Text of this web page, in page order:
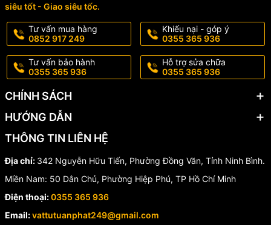
siêu tốt - Giao siêu tốc.
Tư vấn mua hàng
0852 917 249
Khiếu nại - góp ý
0355 365 936
Tư vấn bảo hành
0355 365 936
Hỗ trợ sửa chữa
0355 365 936
CHÍNH SÁCH
HƯỚNG DẪN
THÔNG TIN LIÊN HỆ
Địa chỉ: 342 Nguyễn Hữu Tiến, Phường Đồng Văn, Tỉnh Ninh Bình.
Miền Nam: 50 Dân Chủ, Phường Hiệp Phú, TP Hồ Chí Minh
Điện thoại:0355 365 936
Email:vattutuanphat249@gmail.com